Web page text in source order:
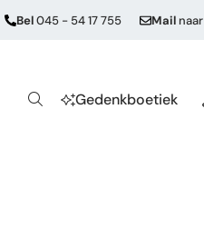
Bel045 - 54 17 755 Mail naar
Gedenkboetiek